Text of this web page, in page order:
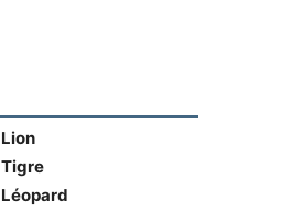
Lion
Tigre
Léopard